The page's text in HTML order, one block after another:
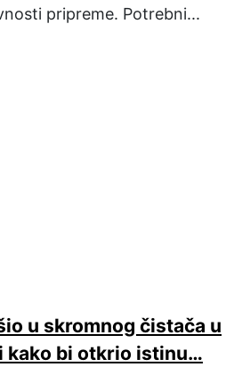
pripreme. Potrebni...
u skromnog čistača u
kako bi otkrio istinu…